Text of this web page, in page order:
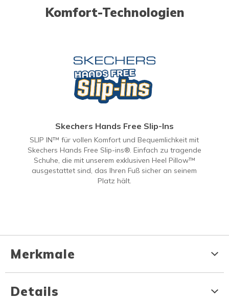
Komfort-Technologien
Skechers Hands Free Slip-Ins
SLIP IN™ für vollen Komfort und Bequemlichkeit mit
Skechers Hands Free Slip-ins®. Einfach zu tragende
Schuhe, die mit unserem exklusiven Heel Pillow™
ausgestattet sind, das Ihren Fuß sicher an seinem
Platz hält.
Merkmale
Details